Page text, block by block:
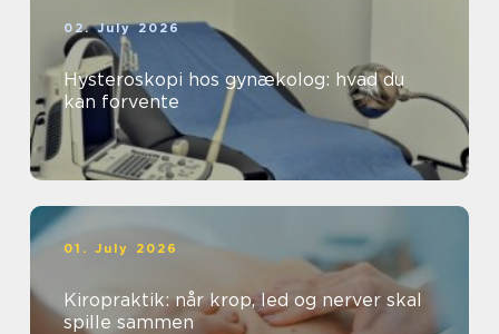
02. July 2026
Hysteroskopi hos gynækolog: hvad du
kan forvente
01. July 2026
Kiropraktik: når krop, led og nerver skal
spille sammen